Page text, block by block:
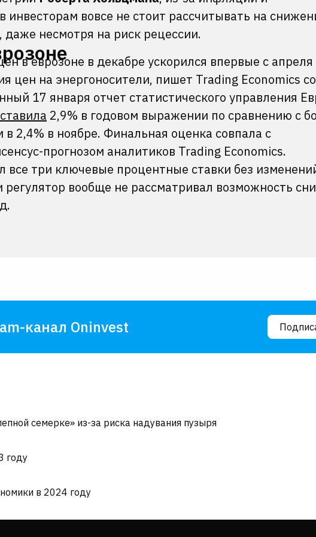
инвесторам вовсе не стоит рассчитывать на
даже несмотря на риск рецессии.
в еврозоне в декабре ускорился впервые с апреля
цен на энергоносители, пишет Trading Economics со
17 января отчет статистического управления
2,9% в годовом выражении по сравнению с
2,4% в ноябре. Финальная оценка совпала с
прогнозом аналитиков Trading Economics.
все три ключевые процентные ставки без
регулятор вообще не рассматривал возможность
канал Oninvest
семерке» из-за риска надувания пузыря
году
в 2024 году